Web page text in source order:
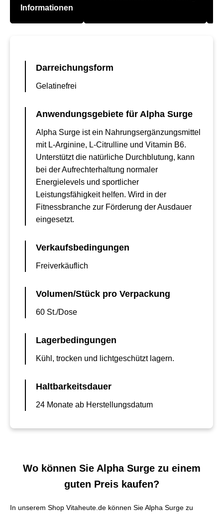
Informationen
Darreichungsform
Gelatinefrei
Anwendungsgebiete für Alpha Surge
Alpha Surge ist ein Nahrungsergänzungsmittel
mit L-Arginine, L-Citrulline und Vitamin B6.
Unterstützt die natürliche Durchblutung, kann
bei der Aufrechterhaltung normaler
Energielevels und sportlicher
Leistungsfähigkeit helfen. Wird in der
Fitnessbranche zur Förderung der Ausdauer
eingesetzt.
Verkaufsbedingungen
Freiverkäuflich
Volumen/Stück pro Verpackung
60 St./Dose
Lagerbedingungen
Kühl, trocken und lichtgeschützt lagern.
Haltbarkeitsdauer
24 Monate ab Herstellungsdatum
Wo können Sie Alpha Surge zu einem
guten Preis kaufen?
In unserem Shop Vitaheute.de können Sie Alpha Surge zu